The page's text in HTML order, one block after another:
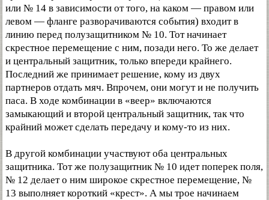
или № 14 в зависимости от того, на каком — правом или
левом — фланге разворачиваются события) входит в
линию перед полузащитником № 10. Тот начинает
скрестное перемещение с ним, позади него. То же делает
и центральный защитник, только впереди крайнего.
Последний же принимает решение, кому из двух
партнеров отдать мяч. Впрочем, они могут и не получить
паса. В ходе комбинации в «веер» включаются
замыкающий и второй центральный защитник, так что
крайний может сделать передачу и кому-то из них.
В другой комбинации участвуют оба центральных
защитника. Тот же полузащитник № 10 идет поперек поля,
№ 12 делает о ним широкое скрестное перемещение, №
13 выполняет короткий «крест». А мы трое начинаем